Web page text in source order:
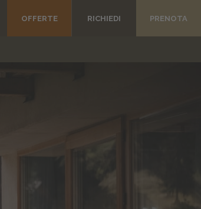
OFFERTE RICHIEDI PRENOTA